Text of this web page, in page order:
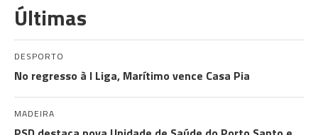
Últimas
DESPORTO
No regresso à I Liga, Marítimo vence Casa Pia
MADEIRA